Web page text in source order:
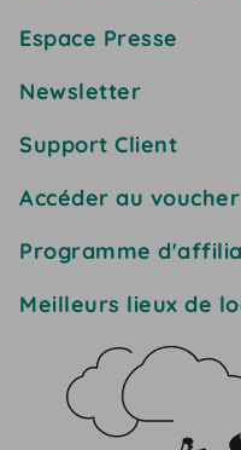
Espace Presse
Newsletter
Support Client
Accéder au voucher
Programme
Meilleurs lieux de